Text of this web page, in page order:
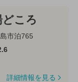
ころ
市泊765
詳細情報を見る